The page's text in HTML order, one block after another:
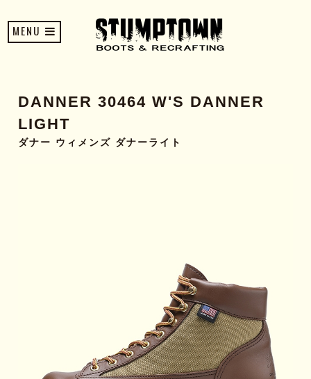
MENU
DANNER 30464 W'S DANNER
LIGHT
ダナー ウィメンズ ダナーライト